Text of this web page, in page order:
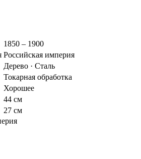
1850 – 1900
Российская империя
Дерево · Сталь
Токарная обработка
Хорошее
44 см
27 см